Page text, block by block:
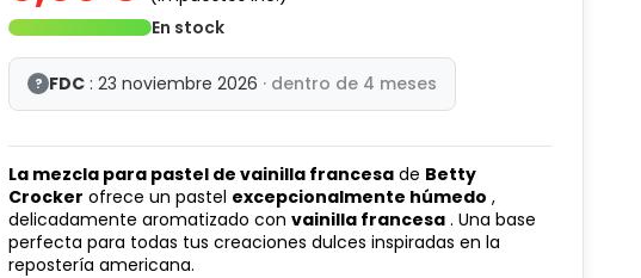
En stock
? FDC : 23 noviembre 2026 · dentro de 4 meses
La mezcla para pastel de vainilla francesa de Betty
Crocker ofrece un pastel excepcionalmente húmedo ,
delicadamente aromatizado convainilla francesa . Una base
perfecta para todas tus creaciones dulces inspiradas en la
repostería americana.